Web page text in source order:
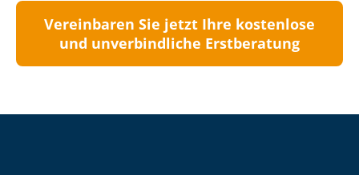
Vereinbaren Sie jetzt Ihre kostenlose
und unverbindliche Erstberatung